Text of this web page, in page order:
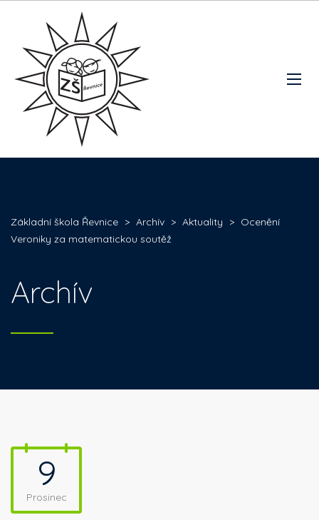
Základní škola Řevnice > Archív > Aktuality > Ocenění
Veroniky za matematickou soutěž
Archív
9
Prosinec